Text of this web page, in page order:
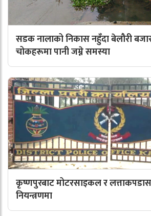
सडक नालाको निकास नहुँदा बेलौरी
चोकहरूमा पानी जम्ने समस्या
कृष्णपुरबाट मोटरसाइकल र
नियन्त्रणमा